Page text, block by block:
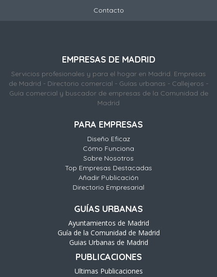
Contacto
EMPRESAS DE MADRID
Servicios profesionales y para el hogar en Madrid. Empresas
de Madrid - Directorio comercial - Guías urbanas - Callejeros -
Guía comercial y buscador de empresas de la Comunidad de
Madrid
PARA EMPRESAS
Diseño Eficaz
Cómo Funciona
Sobre Nosotros
Top Empresas Destacadas
Añadir Publicación
Directorio Empresarial
GUÍAS URBANAS
Ayuntamientos de Madrid
Guía de la Comunidad de Madrid
Guias Urbanas de Madrid
PUBLICACIONES
Ultimas Publicaciones